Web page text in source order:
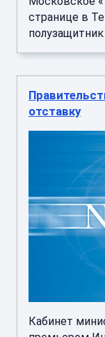
странице в
отставку
Кабинет